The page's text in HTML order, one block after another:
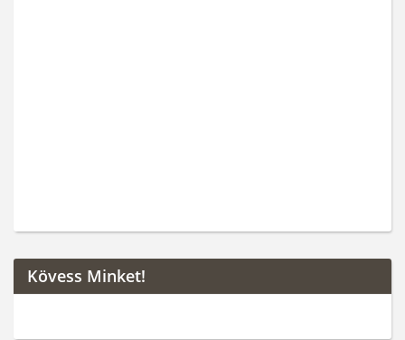
Kövess Minket!